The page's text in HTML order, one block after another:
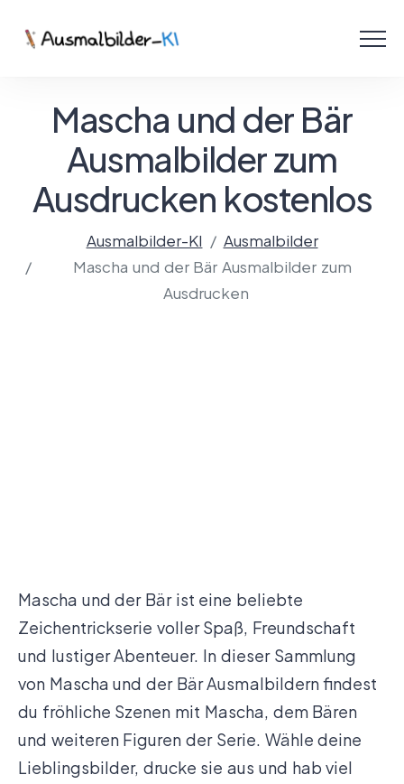
Malen Online
Mit KI gestalten!
Mascha und der Bär
Ausmalbilder zum
Ausdrucken kostenlos
Ausmalbilder-KI
Ausmalbilder
Mascha und der Bär Ausmalbilder zum
Ausdrucken
Mascha und der Bär ist eine beliebte
Zeichentrickserie voller Spaß, Freundschaft
und lustiger Abenteuer. In dieser Sammlung
von Mascha und der Bär Ausmalbildern findest
du fröhliche Szenen mit Mascha, dem Bären
und weiteren Figuren der Serie. Wähle deine
Lieblingsbilder, drucke sie aus und hab viel